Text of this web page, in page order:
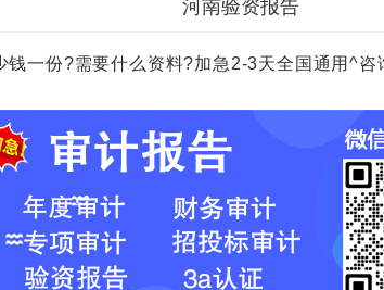
河南验资报告
钱一份?需要什么资料?加急2-3天全国通用^